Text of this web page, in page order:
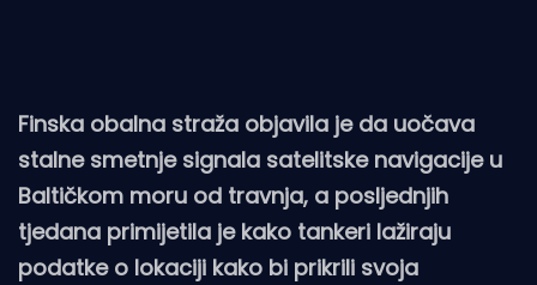
Finska obalna straža objavila je da uočava
stalne smetnje signala satelitske navigacije u
Baltičkom moru od travnja, a posljednjih
tjedana primijetila je kako tankeri lažiraju
podatke o lokaciji kako bi prikrili svoja